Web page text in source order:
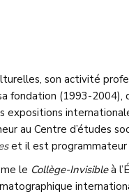
son activité
fondation (1993-2004),
expositions
au Centre d’études
et il est
le Collège-Invisibleà